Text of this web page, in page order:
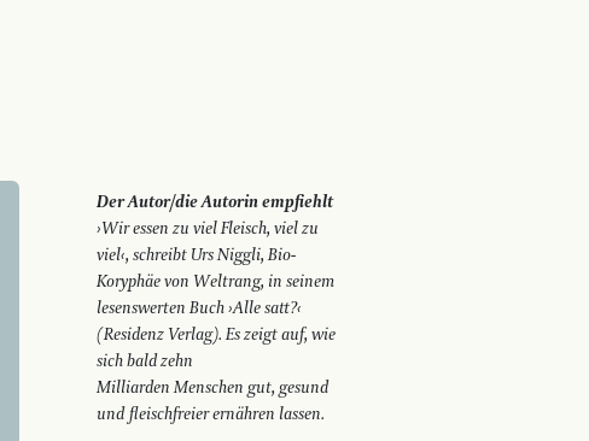
Der Autor/die Autorin empfiehlt
›Wir essen zu viel Fleisch, viel zu
viel‹, schreibt Urs Niggli, Bio-
Koryphäe von Weltrang, in seinem
lesenswerten Buch ›Alle satt?‹
(Residenz Verlag). Es zeigt auf, wie
sich bald zehn
Milliarden Menschen gut, gesund
und fleischfreier ernähren lassen.